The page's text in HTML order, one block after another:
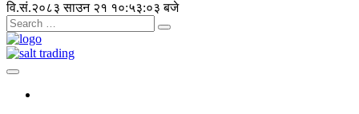
वि.सं.२०८३ साउन २१ १०:५३:०४ बजे